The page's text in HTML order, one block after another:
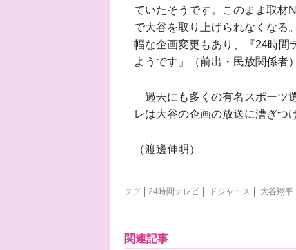
ていたそうです。このまま取材
で大谷を取り上げられなくなる
幅な企画変更もあり、『24時間
ようです」（前出・民放関係者）
過去にも多くの有名スポーツ
レは大谷の企画の放送に漕ぎつ
（渡邊伸明）
タグ 24時間テレビ ドジャース 大谷翔平
関連記事